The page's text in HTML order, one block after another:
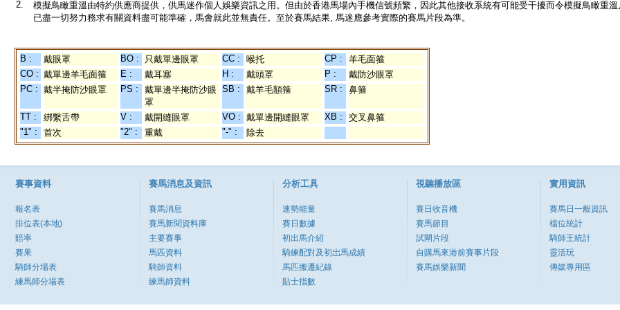
2.
模擬鳥瞰重溫由特約供應商提供，供馬迷作個人娛樂資訊之用。但由於香港馬場內手機信號頻繁，因此其他接收系統有可能受干擾而令模擬鳥瞰重
已盡一切努力務求有關資料盡可能準確，馬會就此並無責任。至於賽馬結果, 馬迷應參考實際的賽馬片段為準。
B : 戴眼罩 BO : 只戴單邊眼罩 CC : 喉托 CP :
羊毛面箍
CO : 戴單邊羊毛面箍 E : 戴耳塞 H : 戴頭罩 P :
戴防沙眼罩
PC : 戴半掩防沙眼罩 PS :
戴單邊半掩防沙眼
罩
SB : 戴羊毛額箍 SR : 鼻箍
TT : 綁繫舌帶 V : 戴開縫眼罩 VO : 戴單邊開縫眼罩 XB :
交叉鼻箍
"1" :
首次 "2" : 重戴 "-" : 除去
賽事資料
報名表
排位表(本地)
賠率
賽果
騎師分場表
練馬師分場表
賽馬消息及資訊
賽馬消息
賽馬新聞資料庫
主要賽事
馬匹資料
騎師資料
練馬師資料
分析工具
速勢能量
賽日數據
初出馬介紹
騎練配對及初岀馬成績
馬匹搬遷紀錄
貼士指數
視聽播放區
賽日收音機
賽馬節目
試閘片段
自購馬來港前賽事片段
賽馬娛樂新聞
實用資訊
賽馬日一般資訊
檔位統計
騎師王統計
靈活玩
傳媒專用區